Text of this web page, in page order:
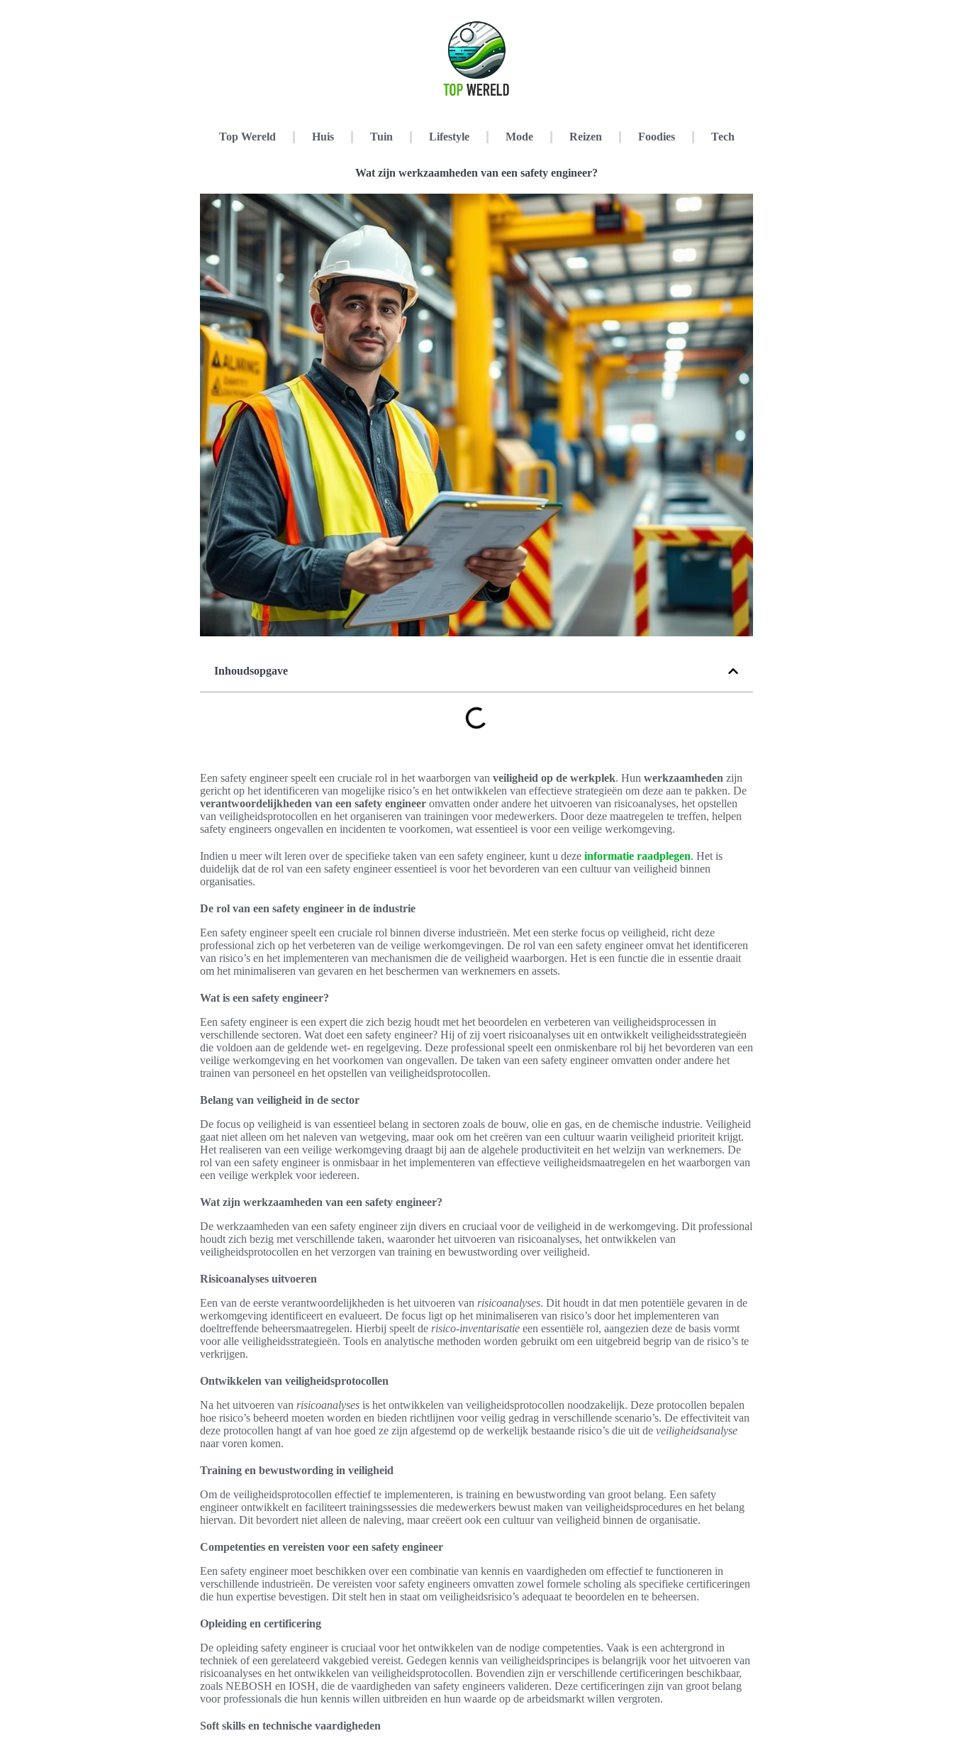
Top Wereld Huis Tuin Lifestyle Mode Reizen Foodies Tech
Wat zijn werkzaamheden van een safety engineer?
Inhoudsopgave
Een safety engineer speelt een cruciale rol in het waarborgen van veiligheid op de werkplek. Hun werkzaamheden zijn
gericht op het identificeren van mogelijke risico’s en het ontwikkelen van effectieve strategieën om deze aan te pakken. De
verantwoordelijkheden van een safety engineer omvatten onder andere het uitvoeren van risicoanalyses, het opstellen
van veiligheidsprotocollen en het organiseren van trainingen voor medewerkers. Door deze maatregelen te treffen, helpen
safety engineers ongevallen en incidenten te voorkomen, wat essentieel is voor een veilige werkomgeving.
Indien u meer wilt leren over de specifieke taken van een safety engineer, kunt u deze informatie raadplegen. Het is
duidelijk dat de rol van een safety engineer essentieel is voor het bevorderen van een cultuur van veiligheid binnen
organisaties.
De rol van een safety engineer in de industrie
Een safety engineer speelt een cruciale rol binnen diverse industrieën. Met een sterke focus op veiligheid, richt deze
professional zich op het verbeteren van de veilige werkomgevingen. De rol van een safety engineer omvat het identificeren
van risico’s en het implementeren van mechanismen die de veiligheid waarborgen. Het is een functie die in essentie draait
om het minimaliseren van gevaren en het beschermen van werknemers en assets.
Wat is een safety engineer?
Een safety engineer is een expert die zich bezig houdt met het beoordelen en verbeteren van veiligheidsprocessen in
verschillende sectoren. Wat doet een safety engineer? Hij of zij voert risicoanalyses uit en ontwikkelt veiligheidsstrategieën
die voldoen aan de geldende wet- en regelgeving. Deze professional speelt een onmiskenbare rol bij het bevorderen van een
veilige werkomgeving en het voorkomen van ongevallen. De taken van een safety engineer omvatten onder andere het
trainen van personeel en het opstellen van veiligheidsprotocollen.
Belang van veiligheid in de sector
De focus op veiligheid is van essentieel belang in sectoren zoals de bouw, olie en gas, en de chemische industrie. Veiligheid
gaat niet alleen om het naleven van wetgeving, maar ook om het creëren van een cultuur waarin veiligheid prioriteit krijgt.
Het realiseren van een veilige werkomgeving draagt bij aan de algehele productiviteit en het welzijn van werknemers. De
rol van een safety engineer is onmisbaar in het implementeren van effectieve veiligheidsmaatregelen en het waarborgen van
een veilige werkplek voor iedereen.
Wat zijn werkzaamheden van een safety engineer?
De werkzaamheden van een safety engineer zijn divers en cruciaal voor de veiligheid in de werkomgeving. Dit professional
houdt zich bezig met verschillende taken, waaronder het uitvoeren van risicoanalyses, het ontwikkelen van
veiligheidsprotocollen en het verzorgen van training en bewustwording over veiligheid.
Risicoanalyses uitvoeren
Een van de eerste verantwoordelijkheden is het uitvoeren van risicoanalyses. Dit houdt in dat men potentiële gevaren in de
werkomgeving identificeert en evalueert. De focus ligt op het minimaliseren van risico’s door het implementeren van
doeltreffende beheersmaatregelen. Hierbij speelt de risico-inventarisatie een essentiële rol, aangezien deze de basis vormt
voor alle veiligheidsstrategieën. Tools en analytische methoden worden gebruikt om een uitgebreid begrip van de risico’s te
verkrijgen.
Ontwikkelen van veiligheidsprotocollen
Na het uitvoeren van risicoanalyses is het ontwikkelen van veiligheidsprotocollen noodzakelijk. Deze protocollen bepalen
hoe risico’s beheerd moeten worden en bieden richtlijnen voor veilig gedrag in verschillende scenario’s. De effectiviteit van
deze protocollen hangt af van hoe goed ze zijn afgestemd op de werkelijk bestaande risico’s die uit de veiligheidsanalyse
naar voren komen.
Training en bewustwording in veiligheid
Om de veiligheidsprotocollen effectief te implementeren, is training en bewustwording van groot belang. Een safety
engineer ontwikkelt en faciliteert trainingssessies die medewerkers bewust maken van veiligheidsprocedures en het belang
hiervan. Dit bevordert niet alleen de naleving, maar creëert ook een cultuur van veiligheid binnen de organisatie.
Competenties en vereisten voor een safety engineer
Een safety engineer moet beschikken over een combinatie van kennis en vaardigheden om effectief te functioneren in
verschillende industrieën. De vereisten voor safety engineers omvatten zowel formele scholing als specifieke certificeringen
die hun expertise bevestigen. Dit stelt hen in staat om veiligheidsrisico’s adequaat te beoordelen en te beheersen.
Opleiding en certificering
De opleiding safety engineer is cruciaal voor het ontwikkelen van de nodige competenties. Vaak is een achtergrond in
techniek of een gerelateerd vakgebied vereist. Gedegen kennis van veiligheidsprincipes is belangrijk voor het uitvoeren van
risicoanalyses en het ontwikkelen van veiligheidsprotocollen. Bovendien zijn er verschillende certificeringen beschikbaar,
zoals NEBOSH en IOSH, die de vaardigheden van safety engineers valideren. Deze certificeringen zijn van groot belang
voor professionals die hun kennis willen uitbreiden en hun waarde op de arbeidsmarkt willen vergroten.
Soft skills en technische vaardigheden